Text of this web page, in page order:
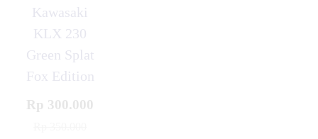
Kawasaki
KLX 230
Green Splat
Fox Edition
Rp 300.000